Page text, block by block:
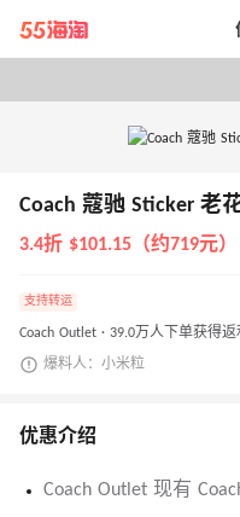
带你去官网买正品
Coach 蔻驰 Sticker 老
3.4折 $101.15（约719元）
支持转运
Coach Outlet · 39.0万人下单获得返
爆料人：小米粒
优惠介绍
Coach Outlet 现有